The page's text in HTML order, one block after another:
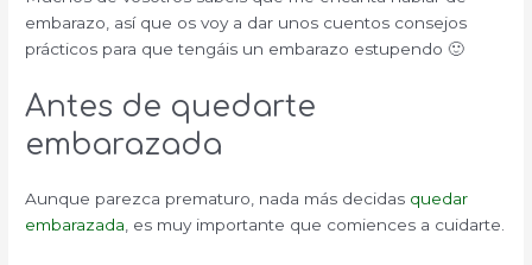
embarazo, así que os voy a dar unos cuentos consejos
prácticos para que tengáis un embarazo estupendo 🙂
Antes de quedarte
embarazada
Aunque parezca prematuro, nada más decidas quedar
embarazada , es muy importante que comiences a cuidarte.